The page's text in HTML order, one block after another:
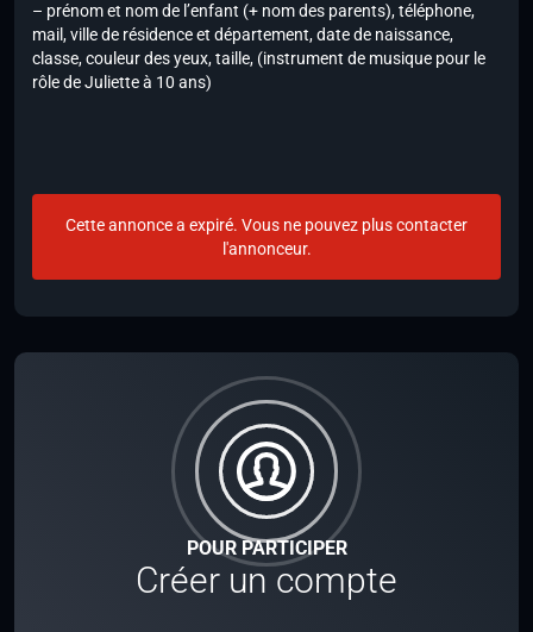
POUR PARTICIPER
Créer un compte
– prénom et nom de l’enfant (+ nom des parents), téléphone,
mail, ville de résidence et département, date de naissance,
classe, couleur des yeux, taille, (instrument de musique pour le
rôle de Juliette à 10 ans)
Cette annonce a expiré. Vous ne pouvez plus contacter
l'annonceur.